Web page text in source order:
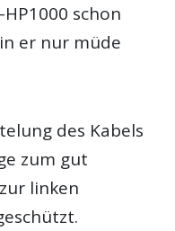
schon
er nur müde
des Kabels
zum gut
linken